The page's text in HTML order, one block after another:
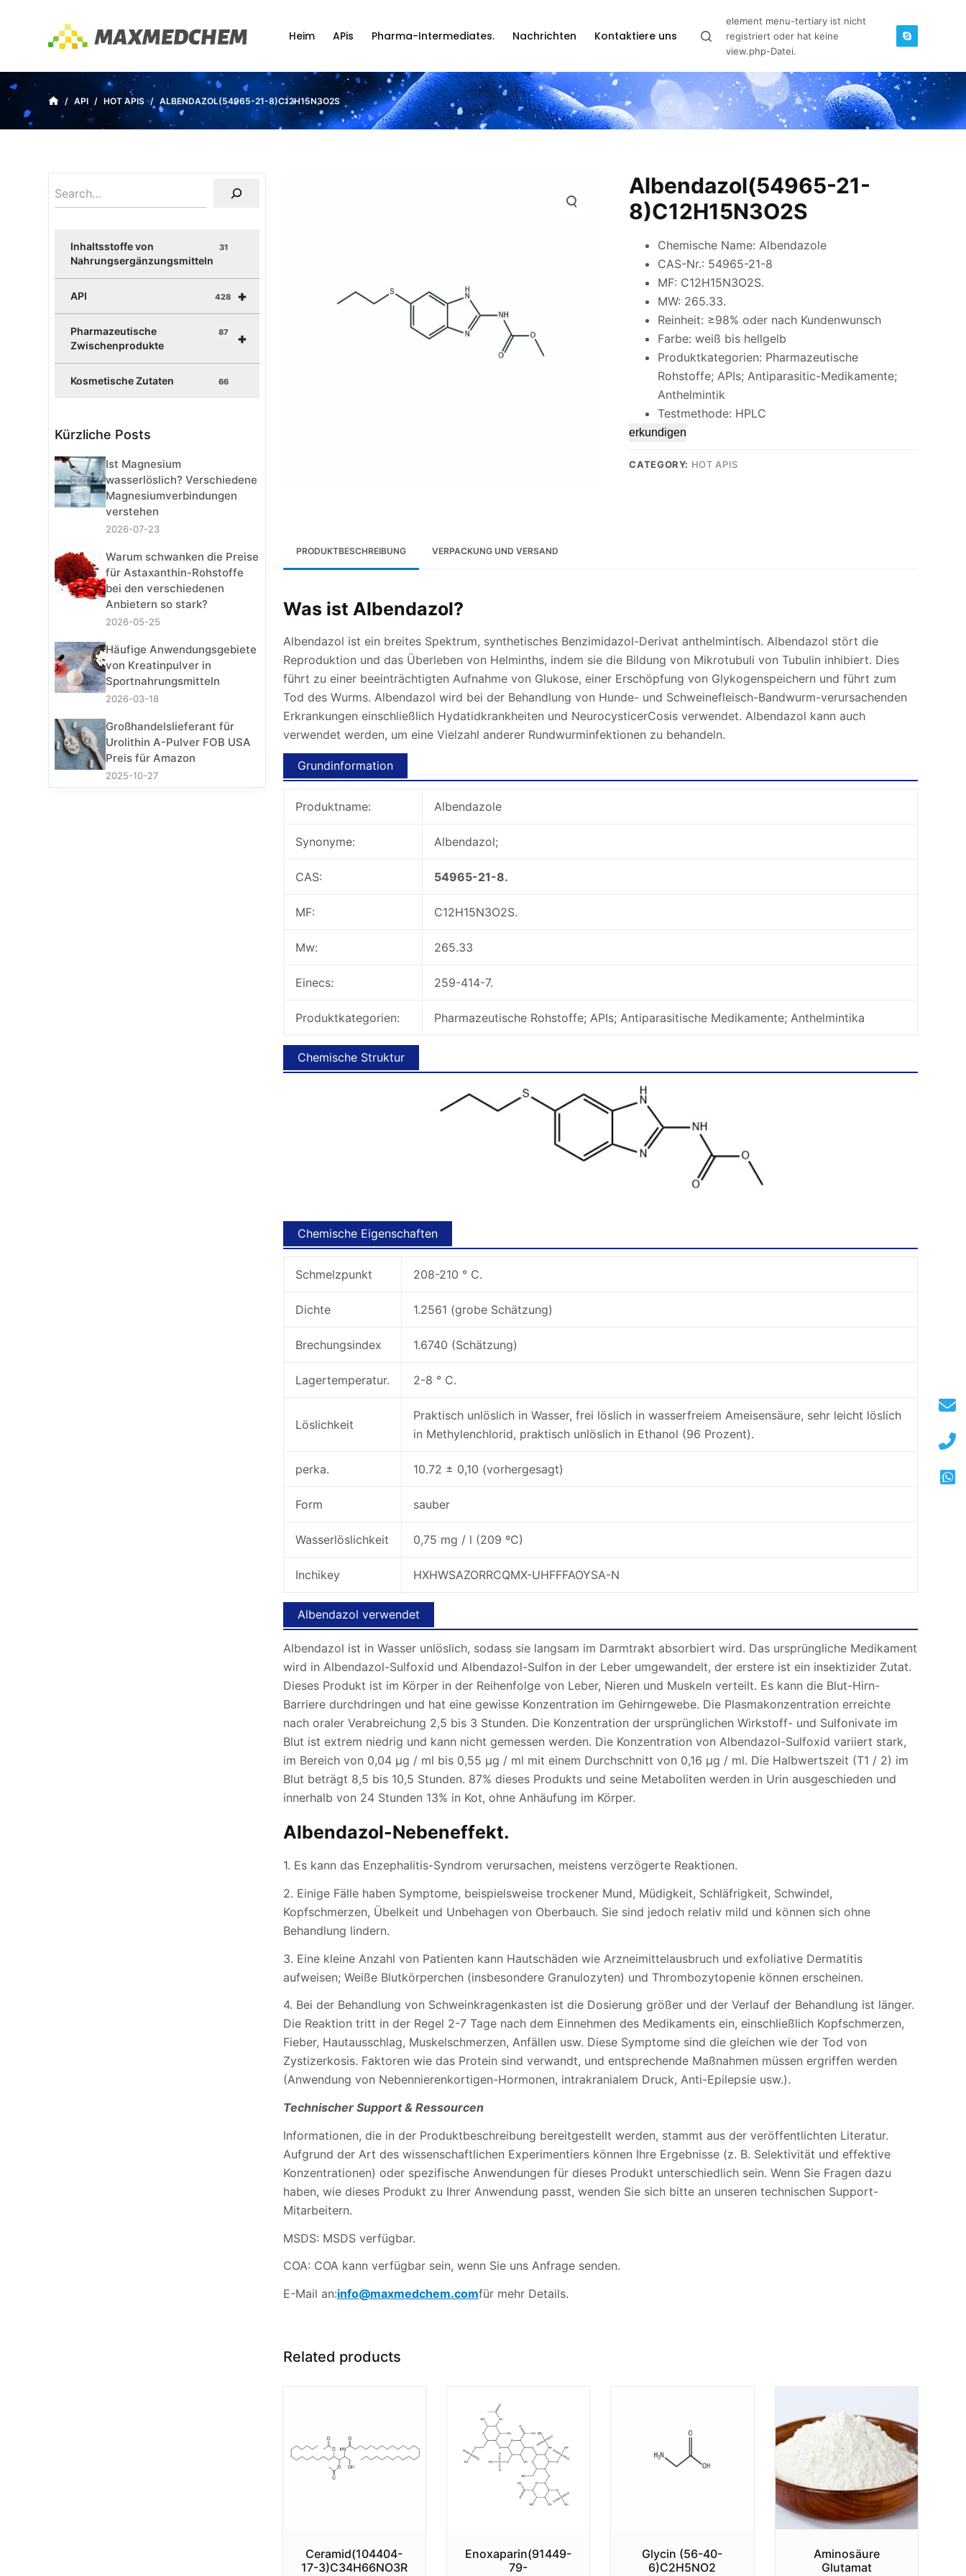
I
n
a
Heim APis Pharma-Intermediates. Nachrichten Kontaktiere uns
element menu-tertiary ist nicht
registriert oder hat keine
view.php-Datei.
/ API / HOT APIS / ALBENDAZOL(54965-21-8)C12H15N3O2S
Albendazol(54965-21-
8)C12H15N3O2S
Chemische Name: Albendazole
CAS-Nr.: 54965-21-8
MF: C12H15N3O2S.
MW: 265.33.
Reinheit: ≥98% oder nach Kundenwunsch
Farbe: weiß bis hellgelb
Produktkategorien: Pharmazeutische
Rohstoffe; APIs; Antiparasitic-Medikamente;
Anthelmintik
Testmethode: HPLC
erkundigen
CATEGORY: HOT APIS
PRODUKTBESCHREIBUNG VERPACKUNG UND VERSAND
Was ist Albendazol?
Albendazol ist ein breites Spektrum, synthetisches Benzimidazol-Derivat anthelmintisch. Albendazol stört die
Reproduktion und das Überleben von Helminths, indem sie die Bildung von Mikrotubuli von Tubulin inhibiert. Dies
führt zu einer beeinträchtigten Aufnahme von Glukose, einer Erschöpfung von Glykogenspeichern und führt zum
Tod des Wurms. Albendazol wird bei der Behandlung von Hunde- und Schweinefleisch-Bandwurm-verursachenden
Erkrankungen einschließlich Hydatidkrankheiten und NeurocysticerCosis verwendet. Albendazol kann auch
verwendet werden, um eine Vielzahl anderer Rundwurminfektionen zu behandeln.
Grundinformation
Produktname: Albendazole
Synonyme: Albendazol;
CAS: 54965-21-8.
MF: C12H15N3O2S.
Mw: 265.33
Einecs: 259-414-7.
Produktkategorien: Pharmazeutische Rohstoffe; APIs; Antiparasitische Medikamente; Anthelmintika
Chemische Struktur
Chemische Eigenschaften
Schmelzpunkt 208-210 ° C.
Dichte 1.2561 (grobe Schätzung)
Brechungsindex 1.6740 (Schätzung)
Lagertemperatur. 2-8 ° C.
Löslichkeit
Praktisch unlöslich in Wasser, frei löslich in wasserfreiem Ameisensäure, sehr leicht löslich
in Methylenchlorid, praktisch unlöslich in Ethanol (96 Prozent).
perka. 10.72 ± 0,10 (vorhergesagt)
Form sauber
Wasserlöslichkeit 0,75 mg / l (209 ºC)
Inchikey HXHWSAZORRCQMX-UHFFFAOYSA-N
Albendazol verwendet
Albendazol ist in Wasser unlöslich, sodass sie langsam im Darmtrakt absorbiert wird. Das ursprüngliche Medikament
wird in Albendazol-Sulfoxid und Albendazol-Sulfon in der Leber umgewandelt, der erstere ist ein insektizider Zutat.
Dieses Produkt ist im Körper in der Reihenfolge von Leber, Nieren und Muskeln verteilt. Es kann die Blut-Hirn-
Barriere durchdringen und hat eine gewisse Konzentration im Gehirngewebe. Die Plasmakonzentration erreichte
nach oraler Verabreichung 2,5 bis 3 Stunden. Die Konzentration der ursprünglichen Wirkstoff- und Sulfonivate im
Blut ist extrem niedrig und kann nicht gemessen werden. Die Konzentration von Albendazol-Sulfoxid variiert stark,
im Bereich von 0,04 μg / ml bis 0,55 μg / ml mit einem Durchschnitt von 0,16 μg / ml. Die Halbwertszeit (T1 / 2) im
Blut beträgt 8,5 bis 10,5 Stunden. 87% dieses Produkts und seine Metaboliten werden in Urin ausgeschieden und
innerhalb von 24 Stunden 13% in Kot, ohne Anhäufung im Körper.
Albendazol-Nebeneffekt.
1. Es kann das Enzephalitis-Syndrom verursachen, meistens verzögerte Reaktionen.
2. Einige Fälle haben Symptome, beispielsweise trockener Mund, Müdigkeit, Schläfrigkeit, Schwindel,
Kopfschmerzen, Übelkeit und Unbehagen von Oberbauch. Sie sind jedoch relativ mild und können sich ohne
Behandlung lindern.
3. Eine kleine Anzahl von Patienten kann Hautschäden wie Arzneimittelausbruch und exfoliative Dermatitis
aufweisen; Weiße Blutkörperchen (insbesondere Granulozyten) und Thrombozytopenie können erscheinen.
4. Bei der Behandlung von Schweinkragenkasten ist die Dosierung größer und der Verlauf der Behandlung ist länger.
Die Reaktion tritt in der Regel 2-7 Tage nach dem Einnehmen des Medikaments ein, einschließlich Kopfschmerzen,
Fieber, Hautausschlag, Muskelschmerzen, Anfällen usw. Diese Symptome sind die gleichen wie der Tod von
Zystizerkosis. Faktoren wie das Protein sind verwandt, und entsprechende Maßnahmen müssen ergriffen werden
(Anwendung von Nebennierenkortigen-Hormonen, intrakranialem Druck, Anti-Epilepsie usw.).
Technischer Support & Ressourcen
Informationen, die in der Produktbeschreibung bereitgestellt werden, stammt aus der veröffentlichten Literatur.
Aufgrund der Art des wissenschaftlichen Experimentiers können Ihre Ergebnisse (z. B. Selektivität und effektive
Konzentrationen) oder spezifische Anwendungen für dieses Produkt unterschiedlich sein. Wenn Sie Fragen dazu
haben, wie dieses Produkt zu Ihrer Anwendung passt, wenden Sie sich bitte an unseren technischen Support-
Mitarbeitern.
MSDS: MSDS verfügbar.
COA: COA kann verfügbar sein, wenn Sie uns Anfrage senden.
E-Mail an:info@maxmedchem.comfür mehr Details.
Related products
Ceramid(104404-
17-3)C34H66NO3R
Enoxaparin(91449-
79-
Glycin (56-40-
6)C2H5NO2
Aminosäure
Glutamat
Inhaltsstoffe von
Nahrungsergänzungsmitteln
31
+
API 428
+
Pharmazeutische
Zwischenprodukte
87
Kosmetische Zutaten 66
Kürzliche Posts
Ist Magnesium
wasserlöslich? Verschiedene
Magnesiumverbindungen
verstehen
2026-07-23
Warum schwanken die Preise
für Astaxanthin-Rohstoffe
bei den verschiedenen
Anbietern so stark?
2026-05-25
Häufige Anwendungsgebiete
von Kreatinpulver in
Sportnahrungsmitteln
2026-03-18
Großhandelslieferant für
Urolithin A-Pulver FOB USA
Preis für Amazon
2025-10-27